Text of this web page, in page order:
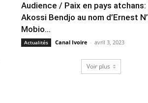
Audience / Paix en pays atchans:
Akossi Bendjo au nom d’Ernest
Mobio...
Actualités Canal Ivoire - avril 3, 2023
Voir plus